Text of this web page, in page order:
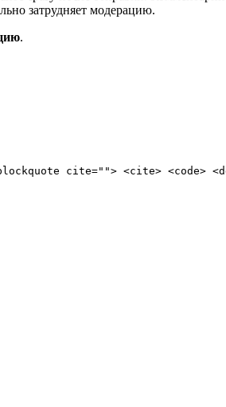
затрудняет модерацию.
.
cite=""> <cite> <code>